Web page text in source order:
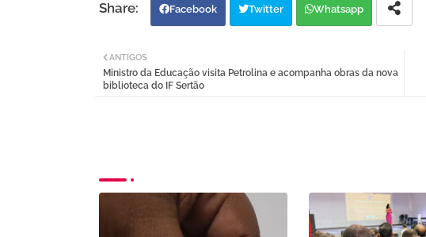
Facebook Twitter Whatsapp
ANTIGOS
Ministro da Educação visita Petrolina e acompanha obras da nova
biblioteca do IF Sertão